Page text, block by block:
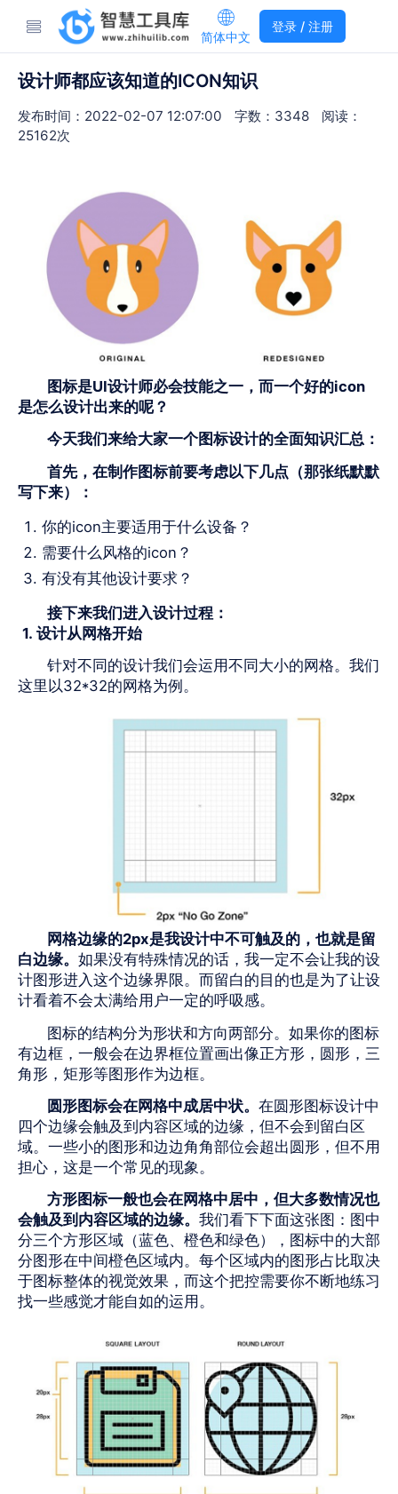
简体中文
登录 / 注册
设计师都应该知道的ICON知识
发布时间：2022-02-07 12:07:00 字数：3348
阅读：
25162次
图标是UI设计师必会技能之一，而一个好的icon
是怎么设计出来的呢？
今天我们来给大家一个图标设计的全面知识汇总：
首先，在制作图标前要考虑以下几点（那张纸默默
写下来）：
你的icon主要适用于什么设备？
需要什么风格的icon？
有没有其他设计要求？
接下来我们进入设计过程：
1. 设计从网格开始
针对不同的设计我们会运用不同大小的网格。我们
这里以32*32的网格为例。
网格边缘的2px是我设计中不可触及的，也就是留
白边缘。 如果没有特殊情况的话，我一定不会让我的设
计图形进入这个边缘界限。而留白的目的也是为了让设
计看着不会太满给用户一定的呼吸感。
图标的结构分为形状和方向两部分。如果你的图标
有边框，一般会在边界框位置画出像正方形，圆形，三
角形，矩形等图形作为边框。
圆形图标会在网格中成居中状。在圆形图标设计中
四个边缘会触及到内容区域的边缘，但不会到留白区
域。一些小的图形和边边角角部位会超出圆形，但不用
担心，这是一个常见的现象。
方形图标一般也会在网格中居中，但大多数情况也
会触及到内容区域的边缘。 我们看下下面这张图：图中
分三个方形区域（蓝色、橙色和绿色），图标中的大部
分图形在中间橙色区域内。每个区域内的图形占比取决
于图标整体的视觉效果，而这个把控需要你不断地练习
找一些感觉才能自如的运用。